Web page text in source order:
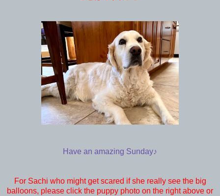
Have an amazing Sunday♪
For Sachi who might get scared if she really see the big
balloons, please click the puppy photo on the right above or